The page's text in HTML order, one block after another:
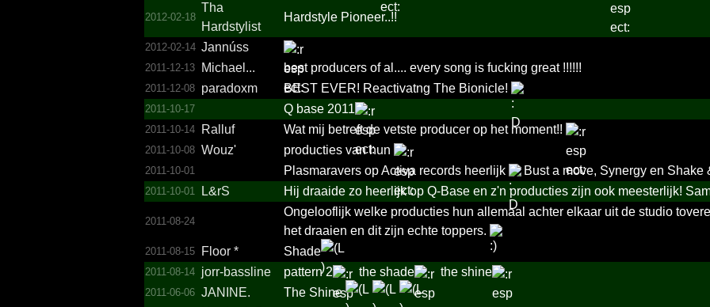
2012-02-18
Tha
Hardstylist
Hardstyle Pioneer..!!
2012-02-14 Jannúss
2011-12-13 Michael... best producers of al.... every song is fucking great !!!!!!
2011-12-08 paradoxm BEST EVER! Reactivatng The Bionicle!
2011-10-17 Q base 2011
2011-10-14 Ralluf Wat mij betreft de vetste producer op het moment!!
2011-10-08 Wouz' producties van hun
2011-10-01 Plasmaravers op Activa records heerlijk Bust a move, Synergy en Shake
2011-10-01 L&rS Hij draaide zo heerlijk op Q-Base en z'n producties zijn ook meesterlijk!
2011-08-24
Ongelooflijk welke producties hun allemaal achter elkaar uit de studio
het draaien en dit zijn echte toppers.
2011-08-15 Floor * Shade
2011-08-14 jorr-bassline pattern 2 the shade the shine
2011-06-06 JANINE. The Shine